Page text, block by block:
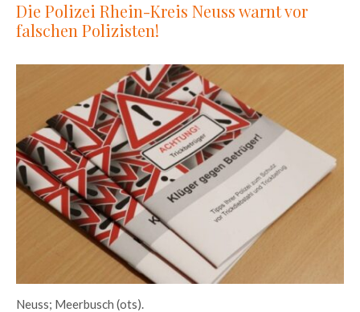
Die Polizei Rhein-Kreis Neuss warnt vor
falschen Polizisten!
Neuss; Meerbusch (ots).